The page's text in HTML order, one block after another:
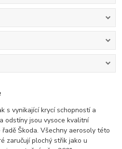
s vynikající krycí schopností a
odstíny jsou vysoce kvalitní
Škoda. Všechny aerosoly této
zaručují plochý střik jako u